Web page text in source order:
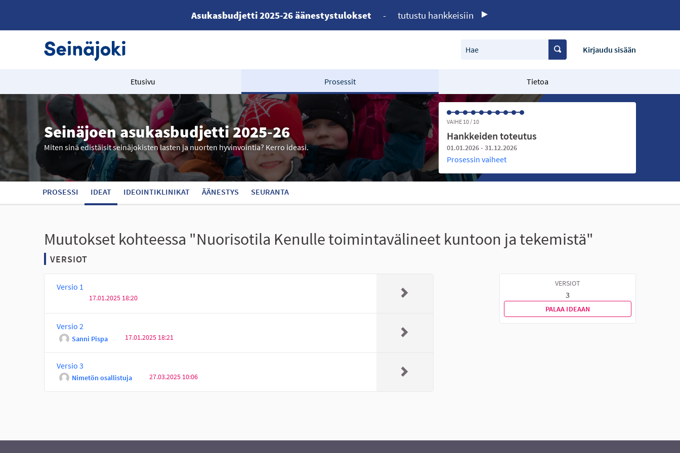
Asukasbudjetti 2025-26 äänestystulokset - tutustu hankkeisiin
Hae Kirjaudu sisään
Etusivu Prosessit Tietoa
Seinäjoen asukasbudjetti 2025-26
Miten sinä edistäisit seinäjokisten lasten ja nuorten hyvinvointia? Kerro ideasi.
VAIHE 10 / 10
Hankkeiden toteutus
01.01.2026 - 31.12.2026
Prosessin vaiheet
PROSESSI IDEAT IDEOINTIKLINIKAT ÄÄNESTYS SEURANTA
Muutokset kohteessa "Nuorisotila Kenulle toimintavälineet kuntoon ja tekemistä"
VERSIOT
Versio 1
17.01.2025 18:20
Versio 2
Sanni Pispa 17.01.2025 18:21
Versio 3
Nimetön osallistuja 27.03.2025 10:06
VERSIOT
3
PALAA IDEAAN